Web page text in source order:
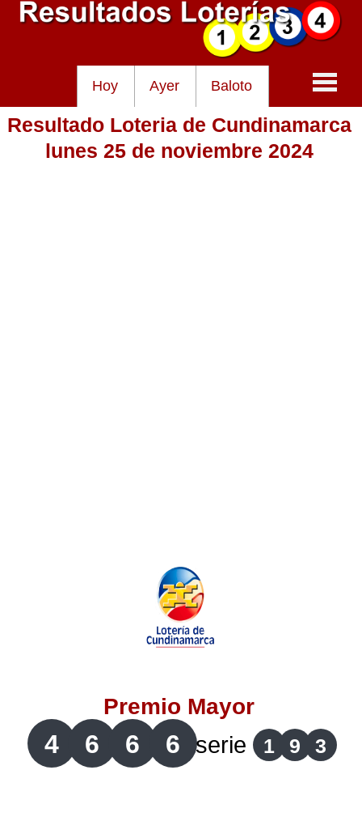
Hoy Ayer Baloto
Baloto
Lotería de Bogotá
Lotería de Risaralda
Lotería de Santander
Lotería del Cauca
Resultado Loteria de Cundinamarca
lunes 25 de noviembre 2024
Premio Mayor
4 6 6 6 serie 1 9 3